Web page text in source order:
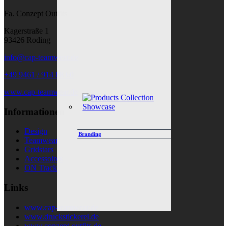
Branding
Fa. Conzept Outfits
Kagerstraße 1
93426 Roding
info@cap-teamwear.de
+49 9461 / 914 88 60
www.cap-teamwear.de
Informationen
Design
Teamwear
Gridstars
Accessoires
ON Track
Links
www.cap-teamwear.de
www.druckstickerei.de